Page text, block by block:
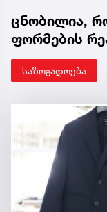
ცნობილია,
ფორმების
საზოგადოება